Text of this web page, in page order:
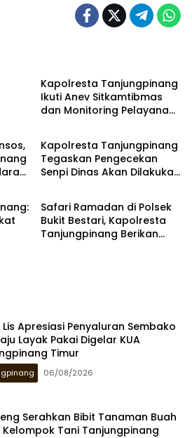
Kapolresta Tanjungpinang
Ikuti Anev Sitkamtibmas
dan Monitoring Pelayanan
Tanjungpinang
Kapolresta Tanjungpinang
Tegaskan Pengecekan
Senpi Dinas Akan Dilakukan
Tanjungpinang
Safari Ramadan di Polsek
Bukit Bestari, Kapolresta
Tanjungpinang Berikan
Apresiasi Penyaluran Sembako
Layak Pakai Digelar KUA
Timur
06/08/2026
Serahkan Bibit Tanaman Buah
Kelompok Tani Tanjungpinang